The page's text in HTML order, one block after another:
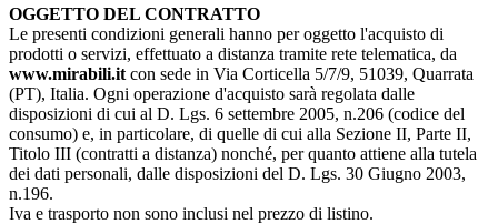
OGGETTO DEL CONTRATTO
Le presenti condizioni generali hanno per oggetto l'acquisto di
prodotti o servizi, effettuato a distanza tramite rete telematica, da
www.mirabili.it con sede in Via Corticella 5/7/9, 51039, Quarrata
(PT), Italia. Ogni operazione d'acquisto sarà regolata dalle
disposizioni di cui al D. Lgs. 6 settembre 2005, n.206 (codice del
consumo) e, in particolare, di quelle di cui alla Sezione II, Parte II,
Titolo III (contratti a distanza) nonché, per quanto attiene alla tutela
dei dati personali, dalle disposizioni del D. Lgs. 30 Giugno 2003,
n.196.
Iva e trasporto non sono inclusi nel prezzo di listino.